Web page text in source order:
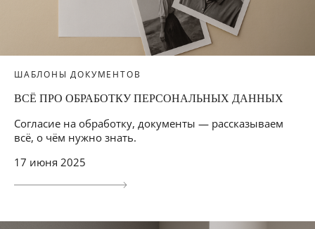
ШАБЛОНЫ ДОКУМЕНТОВ
ВСЁ ПРО ОБРАБОТКУ ПЕРСОНАЛЬНЫХ ДАННЫХ
Согласие на обработку, документы — рассказываем
всё, о чём нужно знать.
17 июня 2025